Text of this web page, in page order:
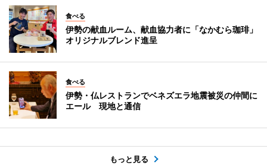
食べる
伊勢の献血ルーム、献血協力者に「なかむら珈琲」
オリジナルブレンド進呈
食べる
伊勢・仏レストランでベネズエラ地震被災の仲間に
エール 現地と通信
もっと見る